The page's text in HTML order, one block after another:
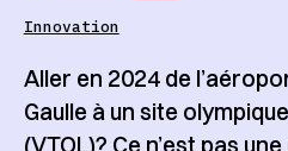
Innovation
Aller en 2024 de
Gaulle à un site
(VTOL)? Ce n’est pas